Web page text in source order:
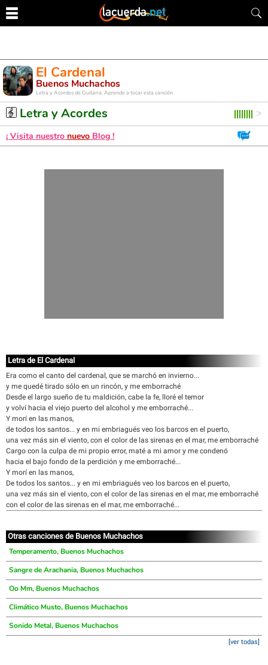
El Cardenal
Buenos Muchachos
Letra y Acordes de Guitarra. Aprende a tocar esta canción
Letra y Acordes
¡ Visita nuestro nuevo Blog !
Letra de El Cardenal
Era como el canto del cardenal, que se marchó en invierno...
y me quedé tirado sólo en un rincón, y me emborraché
Desde el largo sueño de tu maldición, cabe la fe, lloré el temor
y volví hacia el viejo puerto del alcohol y me emborraché...
Y morí en las manos,
de todos los santos... y en mi embriagués veo los barcos en el puerto,
una vez más sin el viento, con el color de las sirenas en el mar, me emborraché
Cargo con la culpa de mi propio error, maté a mi amor y me condenó
hacia el bajo fondo de la perdición y me emborraché...
Y morí en las manos,
De todos los santos... y en mi embriagués veo los barcos en el puerto,
una vez más sin el viento, con el color de las sirenas en el mar, me emborraché
con el color de las sirenas en el mar, me emborraché...
Otras canciones de Buenos Muchachos
Temperamento, Buenos Muchachos
Sangre de Arachania, Buenos Muchachos
Oo Mm, Buenos Muchachos
Climático Musto, Buenos Muchachos
Sonido Metal, Buenos Muchachos
[ver todas]